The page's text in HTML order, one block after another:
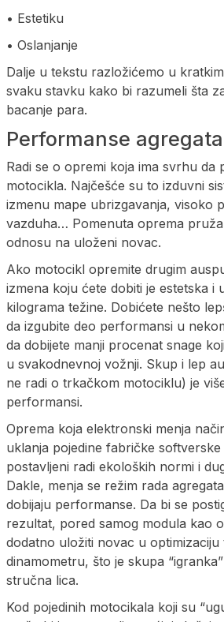
• Estetiku
• Oslanjanje
Dalje u tekstu razložićemo u
svaku stavku kako bi razumeli šta
bacanje para.
Performanse agregata
Radi se o opremi koja ima svrhu da
motocikla. Najčešće su to izduvni
izmenu mape ubrizgavanja, visoko
vazduha… Pomenuta oprema
odnosu na uloženi novac.
Ako motocikl opremite drugim
izmena koju ćete dobiti je estetska i
kilograma težine. Dobićete nešto
da izgubite deo performansi u
da dobijete manji procenat snage
u svakodnevnoj vožnji. Skup i lep
ne radi o trkačkom motociklu) je
performansi.
Oprema koja elektronski menja
uklanja pojedine fabričke
postavljeni radi ekoloških normi i
Dakle, menja se režim rada
dobijaju performanse. Da bi se
rezultat, pored samog modula kao
dodatno uložiti novac u optimizaciju
dinamometru, što je skupa
stručna lica.
Kod pojedinih motocikala koji su